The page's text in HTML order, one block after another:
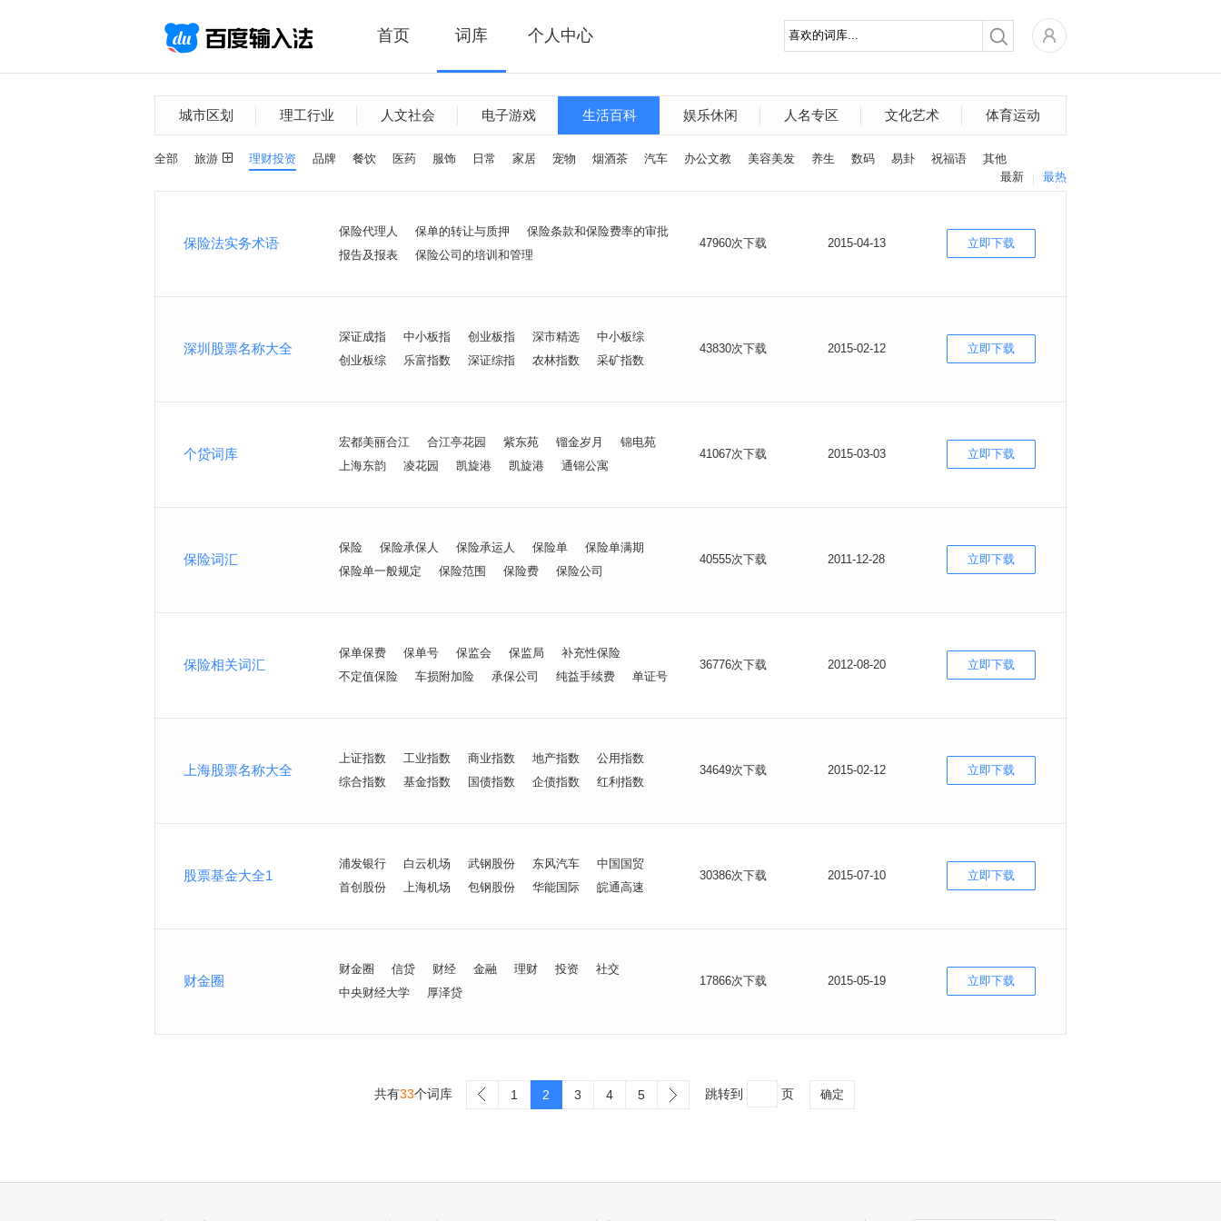
首页 词库 个人中心
城市区划 理工行业 人文社会 电子游戏 生活百科 娱乐休闲 人名专区 文化艺术 体育运动
全部 旅游 理财投资 品牌 餐饮 医药 服饰 日常 家居 宠物 烟酒茶 汽车 办公文教 美容美发 养生 数码 易卦 祝福语
其他
最热
最新
保险法实务术语
保险代理人 保单的转让与质押
保险条款和保险费率的审批
报告及报表
保险公司的培训和管理
47960次下载 2015-04-13 立即下载
深圳股票名称大全
深证成指 中小板指 创业板指 深市精选
中小板综
创业板综
乐富指数 深证综指 农林指数 采矿指数
43830次下载 2015-02-12 立即下载
个贷词库
宏都美丽合江 合江亭花园 紫东苑 镏金岁月
锦电苑
上海东韵
凌花园 凯旋港 凯旋港 通锦公寓
41067次下载 2015-03-03 立即下载
保险词汇
保险 保险承保人 保险承运人 保险单
保险单满期
保险单一般规定
保险范围 保险费 保险公司
40555次下载 2011-12-28 立即下载
保险相关词汇
保单保费 保单号 保监会 保监局
补充性保险
不定值保险
车损附加险 承保公司 纯益手续费 单证号
36776次下载 2012-08-20 立即下载
上海股票名称大全
上证指数 工业指数 商业指数 地产指数
公用指数
综合指数
基金指数 国债指数 企债指数 红利指数
34649次下载 2015-02-12 立即下载
股票基金大全1
浦发银行 白云机场 武钢股份 东风汽车
中国国贸
首创股份
上海机场 包钢股份 华能国际 皖通高速
30386次下载 2015-07-10 立即下载
财金圈
财金圈 信贷 财经 金融 理财 投资
社交
中央财经大学
厚泽贷
17866次下载 2015-05-19 立即下载
共有33个词库 1 2 3 4 5 跳转到 页 确定